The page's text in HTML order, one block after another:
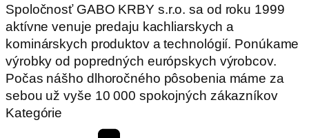
Spoločnosť GABO KRBY s.r.o. sa od roku 1999
aktívne venuje predaju kachliarskych a
kominárskych produktov a technológií. Ponúkame
výrobky od popredných európskych výrobcov.
Počas nášho dlhoročného pôsobenia máme za
sebou už vyše 10 000 spokojných zákazníkov
Kategórie